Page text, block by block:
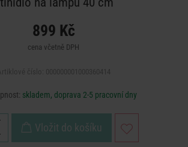
899 Kč
cena včetně DPH
skladem, doprava 2-5 pracovní dny
Vložit do košíku